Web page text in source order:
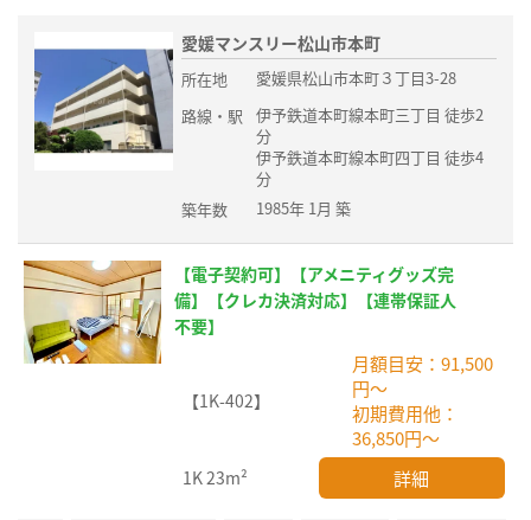
愛媛マンスリー松山市本町
所在地
愛媛県松山市本町３丁目3-28
路線・駅
伊予鉄道本町線本町三丁目 徒歩2
分
伊予鉄道本町線本町四丁目 徒歩4
分
築年数
1985年 1月 築
【電子契約可】【アメニティグッズ完
備】【クレカ決済対応】【連帯保証人
不要】
【1K-402】
月額目安：91,500
円～
初期費用他：
36,850円～
1K23m² 詳細